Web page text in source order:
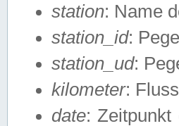
station: Name
station_id:
station_ud:
kilometer:
date: